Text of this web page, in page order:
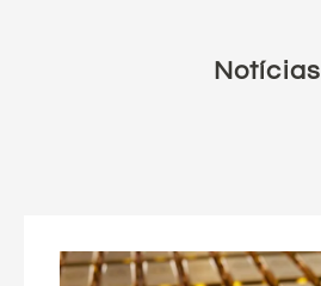
Notícias